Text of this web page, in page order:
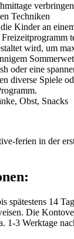
Techniken
Kinder an
wird, um
oder eine
diverse Spiele
Obst, Snacks
ferien in der
spätestens 14
Die
1-3 Werktage